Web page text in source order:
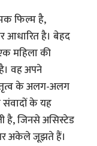
फिल्म है,
आधारित है। बेहद
महिला की
है। वह अपने
के अलग-अलग
संवादों के यह
है, जिनसे असिस्टेड
अकेले जूझते हैं।